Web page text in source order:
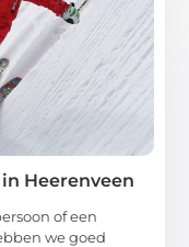
Heerenveen
of een
we goed